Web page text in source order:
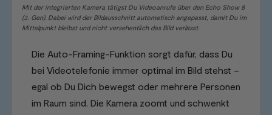
Mit der integrierten Kamera tätigst Du Videoanrufe über den Echo Show 8
(3. Gen). Dabei wird der Bildausschnitt automatisch angepasst, damit Du im
Mittelpunkt bleibst und nicht versehentlich das Bild verlässt.
Die Auto-Framing-Funktion sorgt dafür, dass Du
bei Videotelefonie immer optimal im Bild stehst –
egal ob Du Dich bewegst oder mehrere Personen
im Raum sind. Die Kamera zoomt und schwenkt